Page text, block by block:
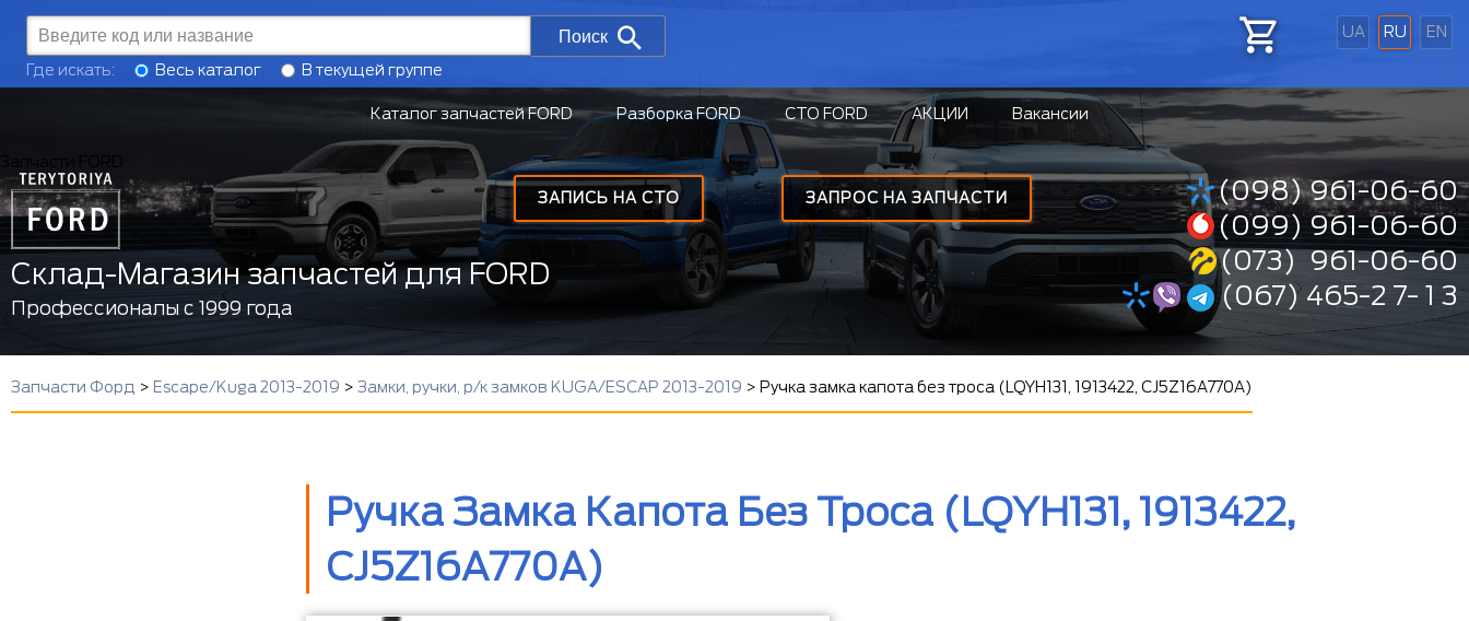
UA RU EN
ЗАПРОС НА ЗАПЧАСТИ
ЗАПИСЬ НА СТО
Поиск
Где искать: Весь каталог В текущей группе
Каталог запчастей FORD Разборка FORD СТО FORD АКЦИИ Вакансии
Склад-Магазин запчастей для FORD
Профессионалы с 1999 года
(098) 961-06-60
(099) 961-06-60
(073) 961-06-60
(067) 465-2 7- 1 3
Запчасти Форд > Escape/Kuga 2013-2019 > Замки, ручки, р/к замков KUGA/ESCAP 2013-2019 > Ручка замка капота без троса (LQYH131, 1913422, CJ5Z16A770A)
Ручка Замка Капота Без Троса (LQYH131, 1913422,
CJ5Z16A770A)